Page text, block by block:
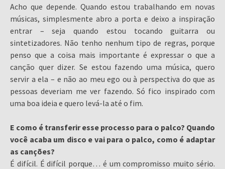
Acho que depende. Quando estou trabalhando em novas
músicas, simplesmente abro a porta e deixo a inspiração
entrar – seja quando estou tocando guitarra ou
sintetizadores. Não tenho nenhum tipo de regras, porque
penso que a coisa mais importante é expressar o que a
canção quer dizer. Se estou fazendo uma música, quero
servir a ela – e não ao meu ego ou à perspectiva do que as
pessoas deveriam me ver fazendo. Só fico inspirado com
uma boa ideia e quero levá-la até o fim.
E como é transferir esse processo para o palco? Quando
você acaba um disco e vai para o palco, como é adaptar
as canções?
É difícil. É difícil porque… é um compromisso muito sério.